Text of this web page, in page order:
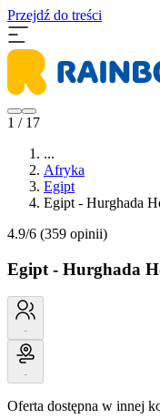
Przejdź do treści
1 / 17
...
Afryka
Egipt
Egipt - Hurghada
4.9/6 (359 opinii)
Egipt - Hurghada
-
-
Oferta dostępna w innej